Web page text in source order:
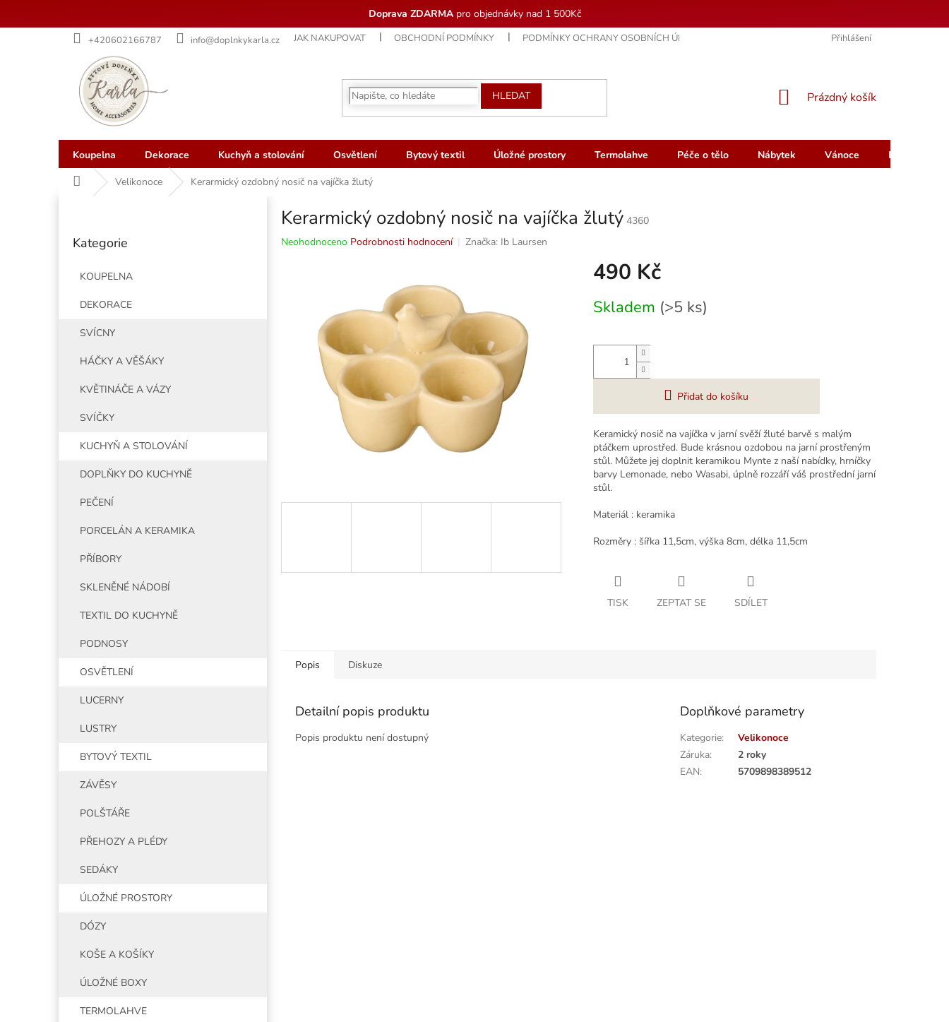
Doprava ZDARMApro objednávky nad 1 500Kč
+420602166787 info@doplnkykarla.cz JAK NAKUPOVAT OBCHODNÍ PODMÍNKY PODMÍNKY OCHRANY OSOBNÍCH ÚDAJŮ HODNOCENÍ OBCHODU
Přihlášení
HLEDAT
NÁKUPNÍ
Prázdný košík
Koupelna Dekorace Kuchyň a stolování Osvětlení Bytový textil Úložné prostory Termolahve Péče o tělo Nábytek Vánoce
Dárkový
Domů Velikonoce Kerarmický ozdobný nosič na vajíčka žlutý
kategorie
Kategorie
KOUPELNA
DEKORACE
SVÍCNY
HÁČKY A VĚŠÁKY
KVĚTINÁČE A VÁZY
SVÍČKY
KUCHYŇ A STOLOVÁNÍ
DOPLŇKY DO KUCHYNĚ
PEČENÍ
PORCELÁN A KERAMIKA
PŘÍBORY
SKLENĚNÉ NÁDOBÍ
TEXTIL DO KUCHYNĚ
PODNOSY
OSVĚTLENÍ
LUCERNY
LUSTRY
BYTOVÝ TEXTIL
ZÁVĚSY
POLŠTÁŘE
PŘEHOZY A PLÉDY
SEDÁKY
ÚLOŽNÉ PROSTORY
DÓZY
KOŠE A KOŠÍKY
ÚLOŽNÉ BOXY
TERMOLAHVE
Kerarmický ozdobný nosič na vajíčka žlutý 4360
Průměrné
hvězdiček.
Neohodnoceno Podrobnosti hodnocení Značka: Ib Laursen
490 Kč
cena:
Skladem (>5 ks)
Přidat do košíku
Keramický nosič na vajíčka v jarní svěží žluté barvě s malým
ptáčkem uprostřed. Bude krásnou ozdobou na jarní prostřeným
stůl. Můžete jej doplnit keramikou Mynte z naší nabídky, hrníčky
barvy Lemonade, nebo Wasabi, úplně rozzáří váš prostřední jarní
stůl.
Materiál : keramika
Rozměry : šířka 11,5cm, výška 8cm, délka 11,5cm
TISK ZEPTAT SE SDÍLET
Popis Diskuze
Detailní popis produktu
Popis produktu není dostupný
Doplňkové parametry
Kategorie:
Velikonoce
Záruka:
2 roky
EAN: 5709898389512